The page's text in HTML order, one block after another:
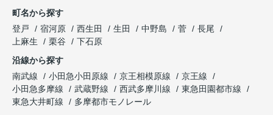
町名から探す
登戸
宿河原 西生田 生田 中野島 菅
長尾
上麻生
栗谷
下石原
沿線から探す
南武線
小田急小田原線 京王相模原線
京王線
小田急多摩線
武蔵野線 西武多摩川線
東急田園都市線
東急大井町線
多摩都市モノレール